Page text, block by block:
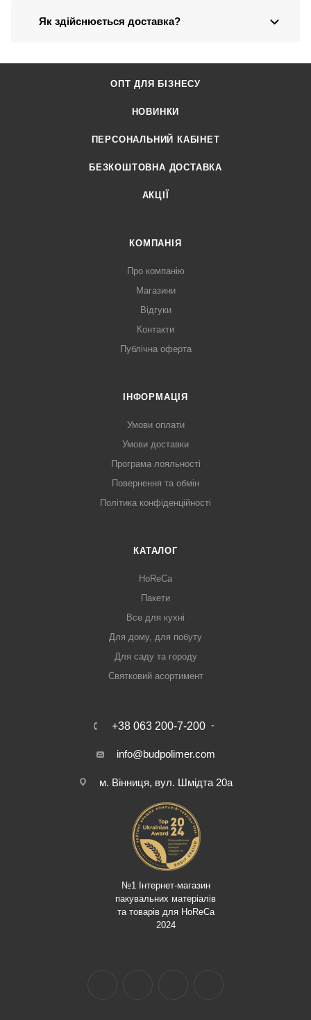
Як здійснюється доставка?
ОПТ ДЛЯ БІЗНЕСУ
НОВИНКИ
ПЕРСОНАЛЬНИЙ КАБІНЕТ
БЕЗКОШТОВНА ДОСТАВКА
АКЦІЇ
КОМПАНІЯ
Про компанію
Магазини
Відгуки
Контакти
Публічна оферта
ІНФОРМАЦІЯ
Умови оплати
Умови доставки
Програма лояльності
Повернення та обмін
Політика конфіденційності
КАТАЛОГ
HoReCa
Пакети
Все для кухні
Для дому, для побуту
Для саду та городу
Святковий асортимент
+38 063 200-7-200
info@budpolimer.com
м. Вінниця, вул. Шмідта 20а
№1 Інтернет-магазин
пакувальних матеріалів
та товарів для HoReCa
2024